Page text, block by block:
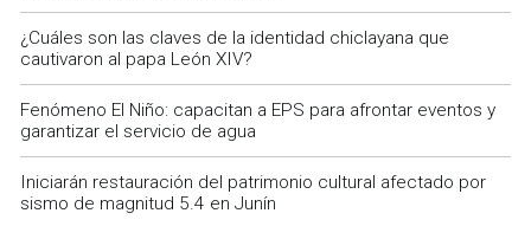
¿Cuáles son las claves de la identidad chiclayana que
cautivaron al papa León XIV?
Fenómeno El Niño: capacitan a EPS para afrontar eventos y
garantizar el servicio de agua
Iniciarán restauración del patrimonio cultural afectado por
sismo de magnitud 5.4 en Junín